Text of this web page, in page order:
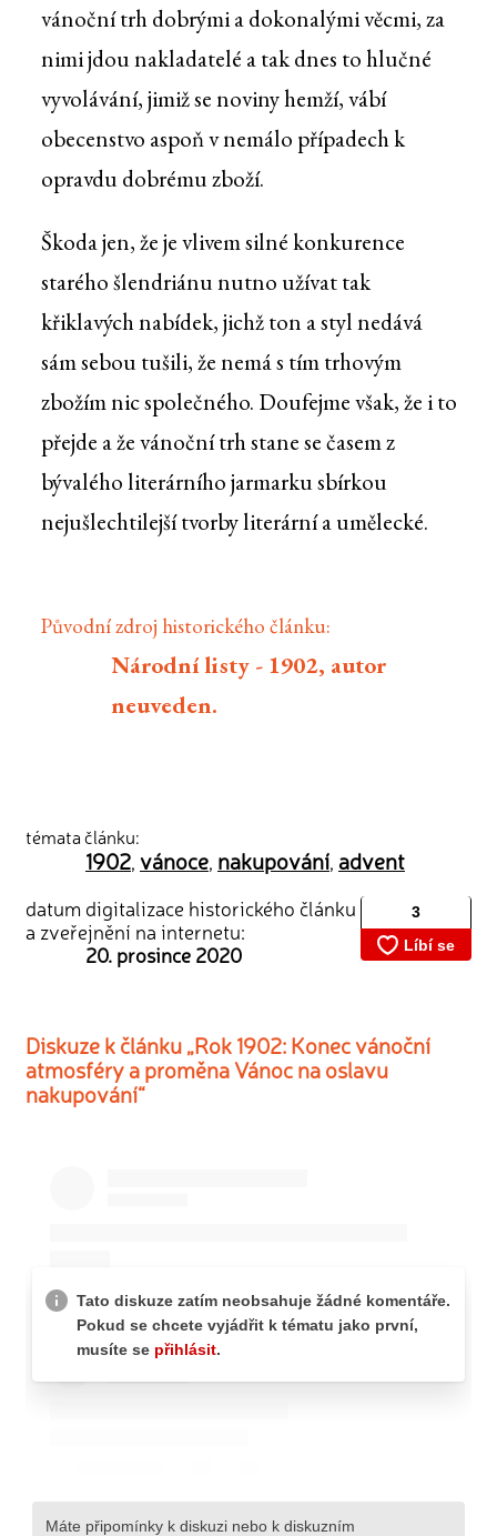
vánoční trh dobrými a dokonalými věcmi, za
nimi jdou nakladatelé a tak dnes to hlučné
vyvolávání, jimiž se noviny hemží, vábí
obecenstvo aspoň v nemálo případech k
opravdu dobrému zboží.
Škoda jen, že je vlivem silné konkurence
starého šlendriánu nutno užívat tak
křiklavých nabídek, jichž ton a styl nedává
sám sebou tušili, že nemá s tím trhovým
zbožím nic společného. Doufejme však, že i to
přejde a že vánoční trh stane se časem z
bývalého literárního jarmarku sbírkou
nejušlechtilejší tvorby literární a umělecké.
Původní zdroj historického článku:
Národní listy - 1902, autor
neuveden.
témata článku:
1902, vánoce, nakupování, advent
datum digitalizace historického článku
a zveřejnění na internetu:
20. prosince 2020
Diskuze k článku „Rok 1902: Konec vánoční
atmosféry a proměna Vánoc na oslavu
nakupování“